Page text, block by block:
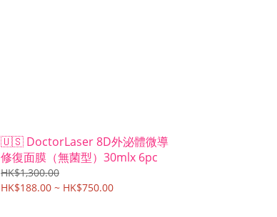
🇺🇸 DoctorLaser 8D外泌體微導
修復面膜（無菌型）30mlx 6pc
HK$1,300.00
HK$188.00 ~ HK$750.00